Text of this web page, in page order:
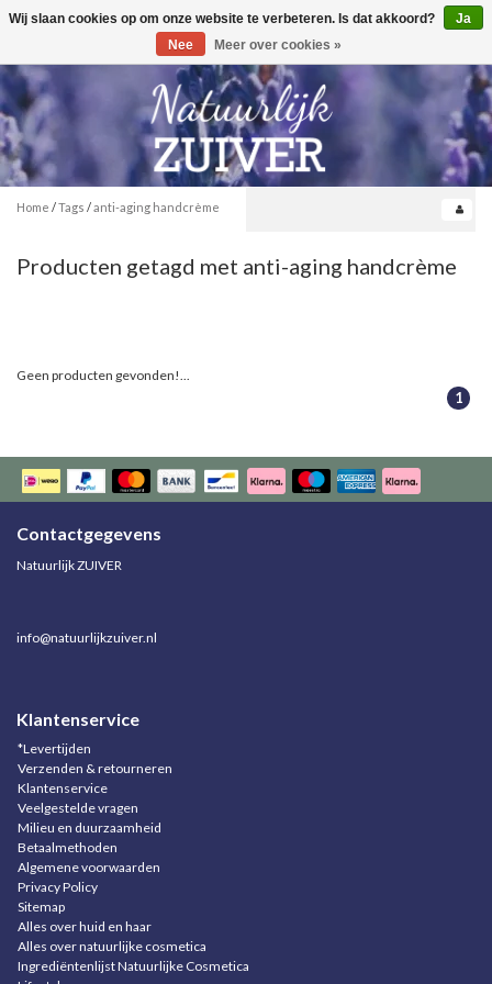
Toggle
0
Home /Tags /anti-aging handcrème
Producten getagd met anti-aging handcrème
Geen producten gevonden!...
1
Contactgegevens
Natuurlijk ZUIVER
info@natuurlijkzuiver.nl
Klantenservice
*Levertijden
Verzenden & retourneren
Klantenservice
Veelgestelde vragen
Milieu en duurzaamheid
Betaalmethoden
Algemene voorwaarden
Privacy Policy
Sitemap
Alles over huid en haar
Alles over natuurlijke cosmetica
Ingrediëntenlijst Natuurlijke Cosmetica
Wij slaan cookies op om onze website te verbeteren. Is dat akkoord?
Ja
Nee
Meer over cookies »